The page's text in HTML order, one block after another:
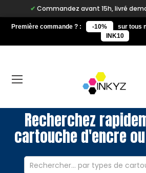
Commandez avant 15h, livré demain.
Première commande ? : -10%
sur tous
INK10
Recherchez
cartouche d'encre